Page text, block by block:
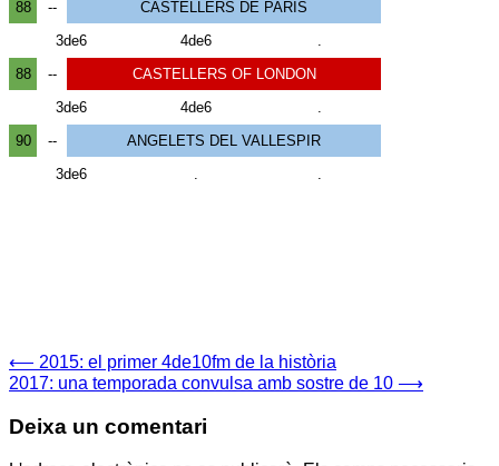
Navegació
d'entrades
⟵ 2015: el primer 4de10fm de la història
2017: una temporada convulsa amb sostre de 10 ⟶
Deixa un comentari